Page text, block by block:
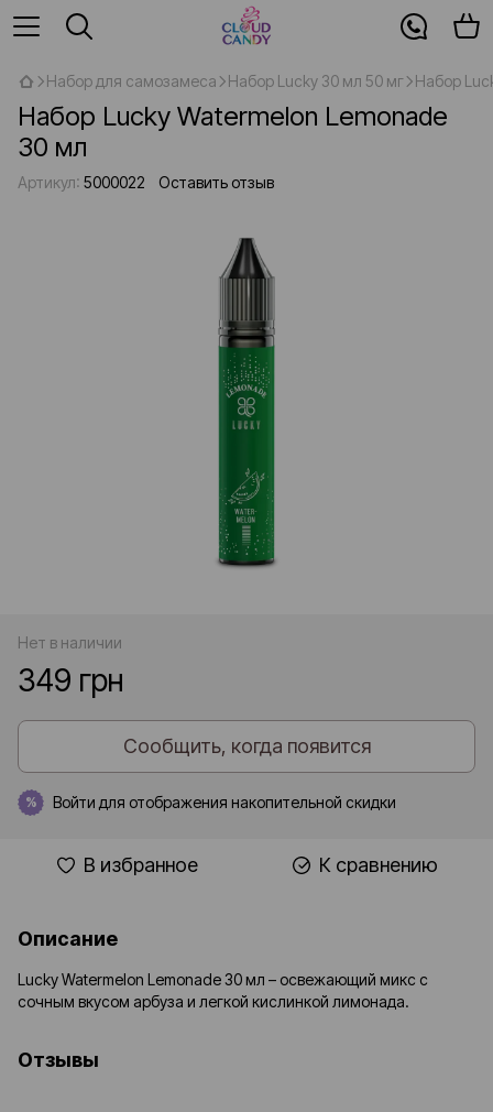
Набор для самозамеса Набор Lucky 30 мл 50 мг Набор
Набор Lucky Watermelon Lemonade
30 мл
Артикул: 5000022 Оставить отзыв
Нет в наличии
349 грн
Сообщить, когда появится
% Войти для отображения накопительной скидки
В избранное К сравнению
Описание
Lucky Watermelon Lemonade 30 мл – освежающий микс с
сочным вкусом арбуза и легкой кислинкой лимонада.
Отзывы